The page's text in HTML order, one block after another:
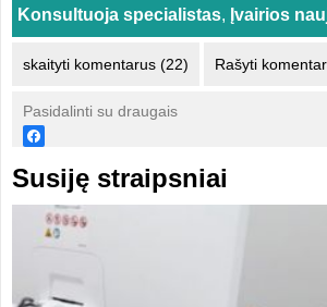
Konsultuoja specialistas, Įvairios
skaityti komentarus (22) Rašyti
Pasidalinti su draugais
Susiję straipsniai